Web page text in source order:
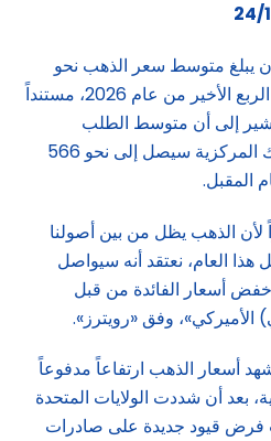
يبلغ متوسط سعر الذهب نحو
5055 دولاراً للأونصة بحلول الربع الأخير من عام 2026، مستنداً
إلى أن متوسط الطلب
الاستثماري ومشتريات البنوك المركزية سيصل إلى نحو 566
المقبل.
لأن الذهب يظل من بين أصولنا
هذا العام، نعتقد أنه سيواصل
أسعار الفائدة من قبل
الأميركي»، وفق «رويترز».
أسعار الذهب ارتفاعاً مدفوعاً
بعد أن شددت الولايات المتحدة
فرض قيود جديدة على صادرات